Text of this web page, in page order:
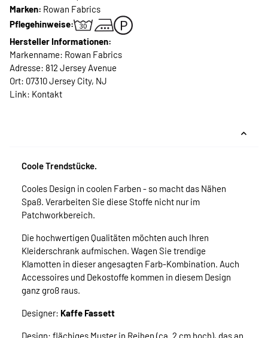
Marken: Rowan Fabrics
Pflegehinweise:
Hersteller Informationen:
Markenname: Rowan Fabrics
Adresse: 812 Jersey Avenue
Ort: 07310 Jersey City, NJ
Link: Kontakt
Coole Trendstücke.
Cooles Design in coolen Farben - so macht das Nähen
Spaß. Verarbeiten Sie diese Stoffe nicht nur im
Patchworkbereich.
Die hochwertigen Qualitäten möchten auch Ihren
Kleiderschrank aufmischen. Wagen Sie trendige
Klamotten in dieser angesagten Farb-Kombination. Auch
Accessoires und Dekostoffe kommen in diesem Design
ganz groß raus.
Designer: Kaffe Fassett
Design: flächiges Muster in Reihen (ca. 2 cm hoch), das an